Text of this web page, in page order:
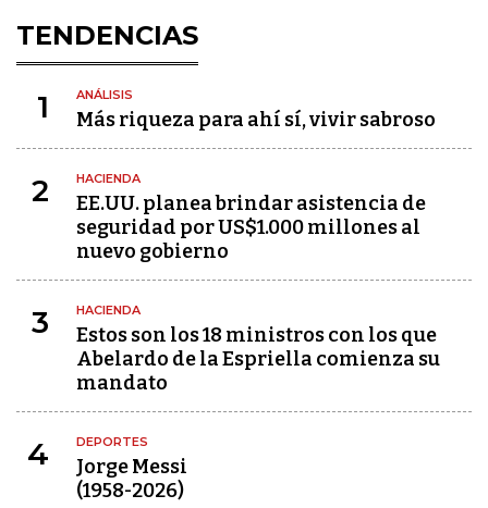
TENDENCIAS
1 ANÁLISIS
Más riqueza para ahí sí, vivir sabroso
2 HACIENDA
EE.UU. planea brindar asistencia de
seguridad por US$1.000 millones al
nuevo gobierno
3 HACIENDA
Estos son los 18 ministros con los que
Abelardo de la Espriella comienza su
mandato
4 DEPORTES
Jorge Messi
(1958-2026)